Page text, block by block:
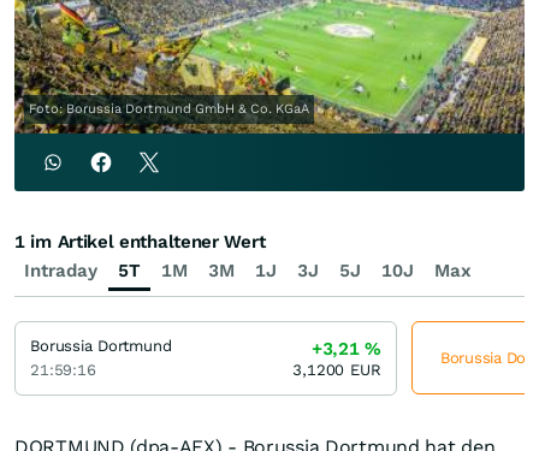
Foto: Borussia Dortmund GmbH & Co. KGaA
Intraday 5T 1M 3M 1J 3J 5J 10J Max
1 im Artikel enthaltener Wert
Borussia Dortmund
21:59:16
+3,21%
3,1200 EUR
Borussia